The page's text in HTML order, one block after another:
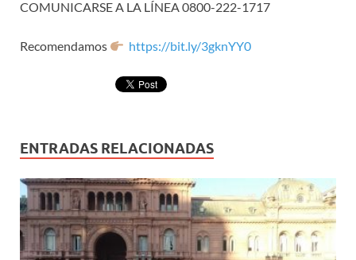
COMUNICARSE A LA LÍNEA 0800-222-1717
Recomendamos https://bit.ly/3gknYY0
ENTRADAS RELACIONADAS